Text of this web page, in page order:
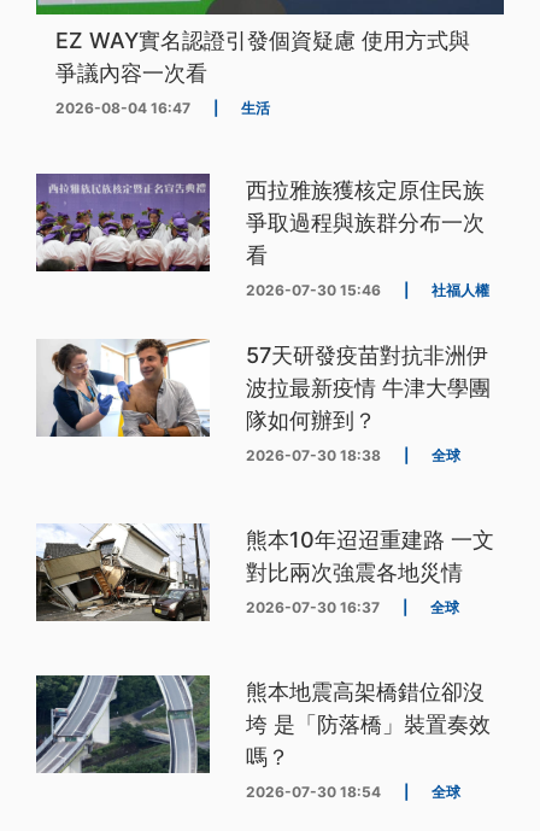
EZ WAY實名認證引發個資疑慮 使用方式與
爭議內容一次看
2026-08-04 16:47 生活
西拉雅族獲核定原住民族
爭取過程與族群分布一次
看
2026-07-30 15:46 社福人權
57天研發疫苗對抗非洲伊
波拉最新疫情 牛津大學團
隊如何辦到？
2026-07-30 18:38 全球
熊本10年迢迢重建路 一文
對比兩次強震各地災情
2026-07-30 16:37 全球
熊本地震高架橋錯位卻沒
垮 是「防落橋」裝置奏效
嗎？
2026-07-30 18:54 全球